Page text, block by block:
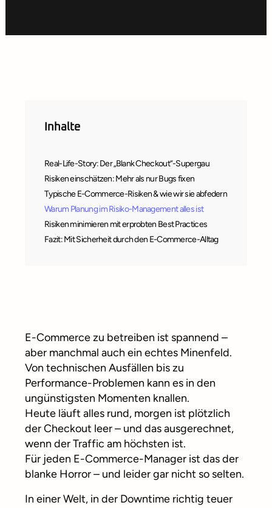
Inhalte
Real-Life-Story: Der „Blank Checkout“-Supergau
Risiken einschätzen: Mehr als nur Bugs fixen
Typische E-Commerce-Risiken & wie wir sie abfedern
Warum Planung im Risiko-Management alles ist
Risiken minimieren mit erprobten Best Practices
Fazit: Mit Sicherheit durch den E-Commerce-Alltag
E-Commerce zu betreiben ist spannend –
aber manchmal auch ein echtes Minenfeld.
Von technischen Ausfällen bis zu
Performance-Problemen kann es in den
ungünstigsten Momenten knallen.
Heute läuft alles rund, morgen ist plötzlich
der Checkout leer – und das ausgerechnet,
wenn der Traffic am höchsten ist.
Für jeden E-Commerce-Manager ist das der
blanke Horror – und leider gar nicht so selten.
In einer Welt, in der Downtime richtig teuer